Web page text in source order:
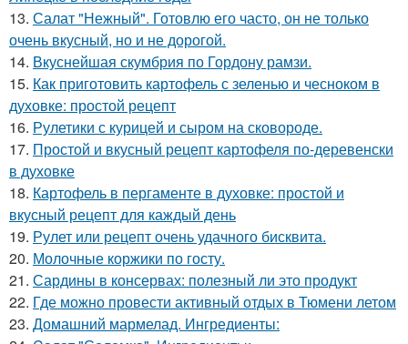
13. Салат "Нежный". Готовлю его часто, он не только
очень вкусный, но и не дорогой.
14. Вкуснейшая скумбрия по Гордону рамзи.
15. Как приготовить картофель с зеленью и чесноком в
духовке: простой рецепт
16. Рулетики с курицей и сыром на сковороде.
17. Простой и вкусный рецепт картофеля по-деревенски
в духовке
18. Картофель в пергаменте в духовке: простой и
вкусный рецепт для каждый день
19. Рулет или рецепт очень удачного бисквита.
20. Молочные коржики по госту.
21. Сардины в консервах: полезный ли это продукт
22. Где можно провести активный отдых в Тюмени летом
23. Домашний мармелад. Ингредиенты: